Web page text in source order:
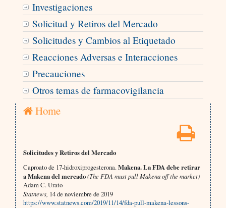
Investigaciones
Solicitud y Retiros del Mercado
Solicitudes y Cambios al Etiquetado
Reacciones Adversas e Interacciones
Precauciones
Otros temas de farmacovigilancia
Home
Solicitudes y Retiros del Mercado
Caproato de 17-hidroxiprogesterona.Makena. La FDA debe retirar
a Makena del mercado(The FDA must pull Makena off the market)
Adam C. Urato
Statnews, 14 de noviembre de 2019
https://www.statnews.com/2019/11/14/fda-pull-makena-lessons-